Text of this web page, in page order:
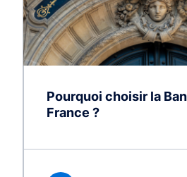
Pourquoi choisir la
France ?